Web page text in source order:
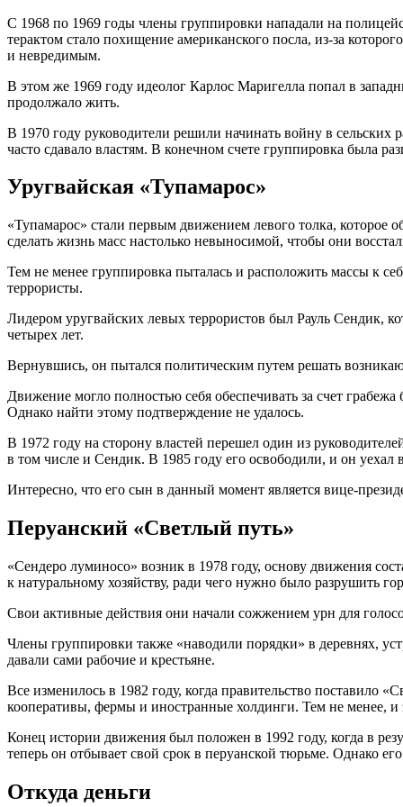
С 1968 по 1969 годы члены группировки нападали на
терактом стало похищение американского посла, из-за
и невредимым.
В этом же 1969 году идеолог Карлос Маригелла попал в
продолжало жить.
В 1970 году руководители решили начинать войну в
часто сдавало властям. В конечном счете группировка была
Уругвайская «Тупамарос»
«Тупамарос» стали первым движением левого толка, которое
сделать жизнь масс настолько невыносимой, чтобы они
Тем не менее группировка пыталась и расположить массы к
террористы.
Лидером уругвайских левых террористов был Рауль Сендик,
четырех лет.
Вернувшись, он пытался политическим путем решать
Движение могло полностью себя обеспечивать за счет
Однако найти этому подтверждение не удалось.
В 1972 году на сторону властей перешел один из
в том числе и Сендик. В 1985 году его освободили, и он уехал
Интересно, что его сын в данный момент является вице-
Перуанский «Светлый путь»
«Сендеро луминосо» возник в 1978 году, основу движения
к натуральному хозяйству, ради чего нужно было разрушить
Свои активные действия они начали сожжением урн для
Члены группировки также «наводили порядки» в деревнях,
давали сами рабочие и крестьяне.
Все изменилось в 1982 году, когда правительство поставило
кооперативы, фермы и иностранные холдинги. Тем не менее, и
Конец истории движения был положен в 1992 году, когда в
теперь он отбывает свой срок в перуанской тюрьме. Однако
Откуда деньги